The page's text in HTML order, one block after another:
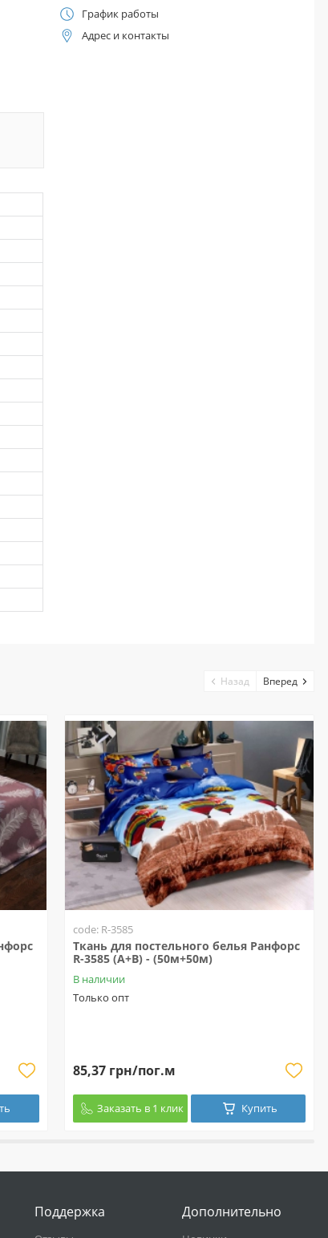
График работы
Адрес и контакты
code: R-3585
Ткань для постельного белья Ранфорс
R-3585 (A+B) - (50м+50м)
В наличии
Только опт
85,37 грн/пог.м
Заказать в 1 клик Купить
Назад Вперед
Поддержка Дополнительно